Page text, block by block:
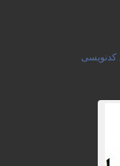
کدنویسی